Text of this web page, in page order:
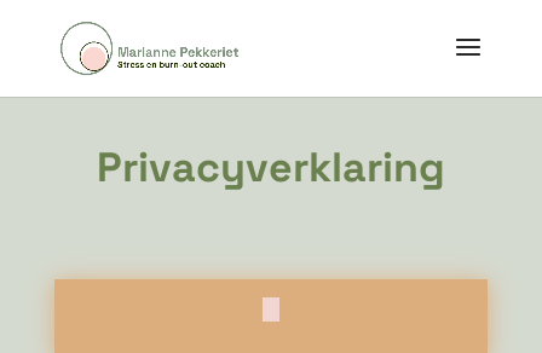
Privacyverklaring